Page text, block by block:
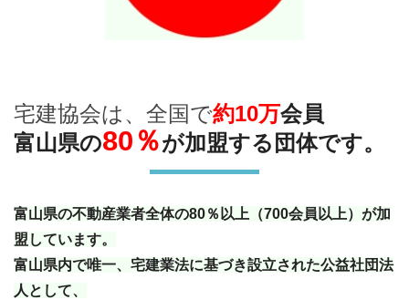
宅建協会は、全国で約10万会員
富山県の80％が加盟する団体です。
富山県の不動産業者全体の80％以上（700会員以上）が加
盟しています。
富山県内で唯一、宅建業法に基づき設立された公益社団法
人として、